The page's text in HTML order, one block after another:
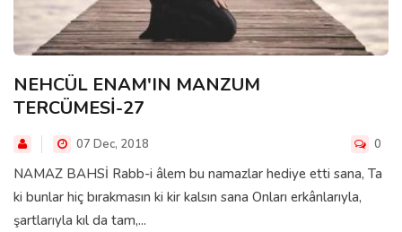
NEHCÜL ENAM'IN MANZUM
TERCÜMESİ-27
07 Dec, 2018 0
NAMAZ BAHSİ Rabb-i âlem bu namazlar hediye etti sana, Ta
ki bunlar hiç bırakmasın ki kir kalsın sana Onları erkânlarıyla,
şartlarıyla kıl da tam,...